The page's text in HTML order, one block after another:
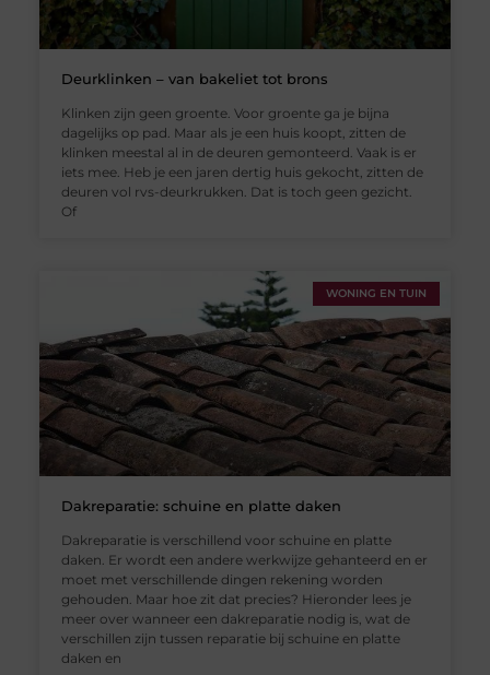
Deurklinken – van bakeliet tot brons
Klinken zijn geen groente. Voor groente ga je bijna
dagelijks op pad. Maar als je een huis koopt, zitten de
klinken meestal al in de deuren gemonteerd. Vaak is er
iets mee. Heb je een jaren dertig huis gekocht, zitten de
deuren vol rvs-deurkrukken. Dat is toch geen gezicht.
Of
WONING EN TUIN
Dakreparatie: schuine en platte daken
Dakreparatie is verschillend voor schuine en platte
daken. Er wordt een andere werkwijze gehanteerd en er
moet met verschillende dingen rekening worden
gehouden. Maar hoe zit dat precies? Hieronder lees je
meer over wanneer een dakreparatie nodig is, wat de
verschillen zijn tussen reparatie bij schuine en platte
daken en